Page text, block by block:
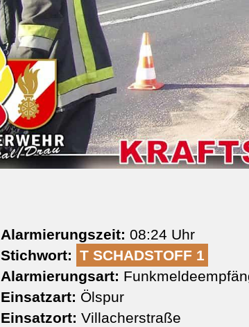
Alarmierungszeit: 08:24 Uhr
Stichwort: T SCHADSTOFF 1
Alarmierungsart:
Einsatzart: Ölspur
Einsatzort: Villacherstraße